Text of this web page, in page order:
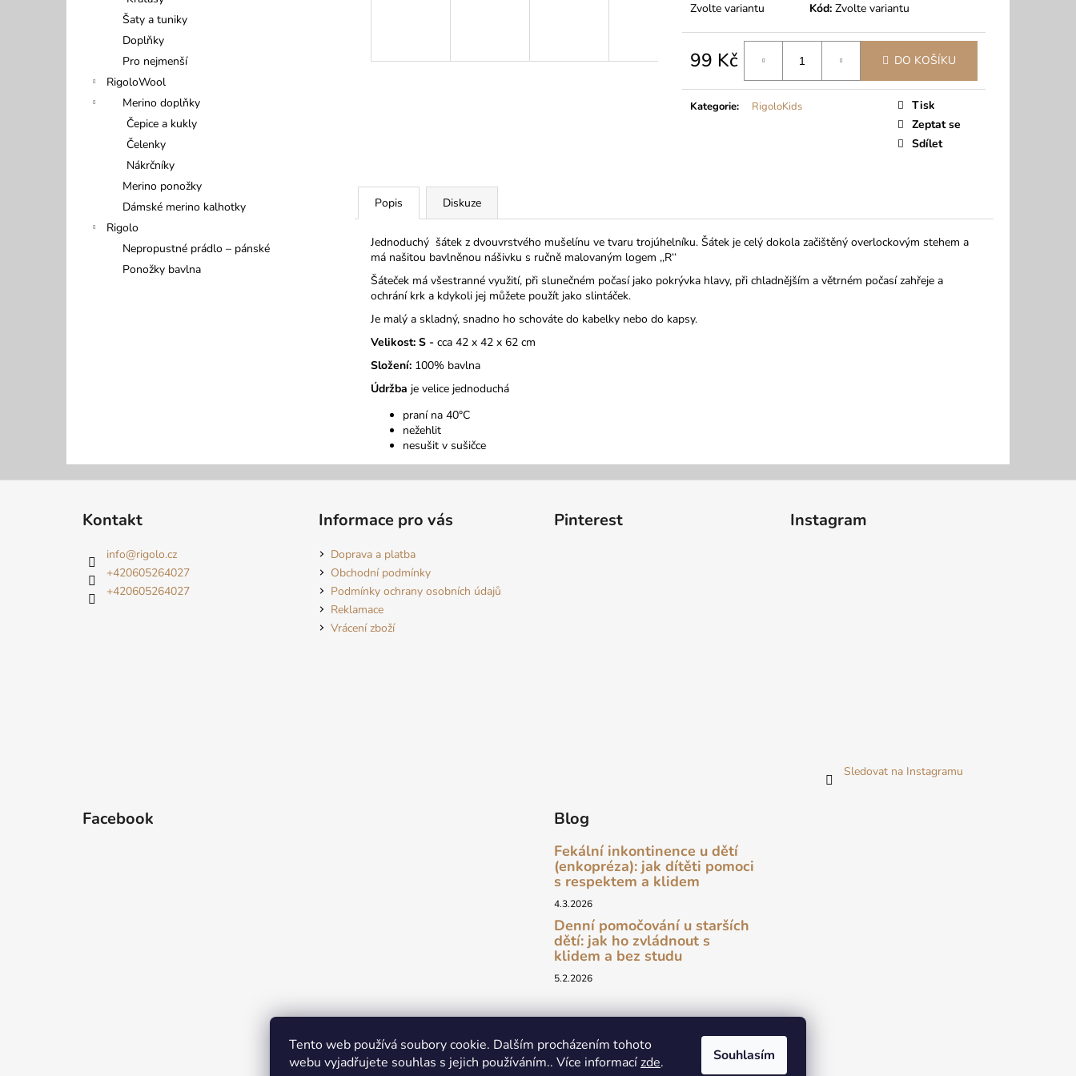
Tento web používá soubory cookie. Dalším procházením tohoto
webu vyjadřujete souhlas s jejich používáním.. Více informacízde. Souhlasím
Šaty a tuniky
Doplňky
Pro nejmenší
RigoloWool
Merino doplňky
Čepice a kukly
Čelenky
Nákrčníky
Merino ponožky
Dámské merino kalhotky
Rigolo
Nepropustné prádlo – pánské
Ponožky bavlna
Zvolte variantu Kód: Zvolte variantu
99 Kč
cena:
DO KOŠÍKU
Kategorie: RigoloKids
Tisk
Zeptat se
Sdílet
Popis Diskuze
Jednoduchý šátek z dvouvrstvého mušelínu ve tvaru trojúhelníku. Šátek je celý dokola začištěný overlockovým stehem a
má našitou bavlněnou nášivku s ručně malovaným logem ,,R‘‘
Šáteček má všestranné využití, při slunečném počasí jako pokrývka hlavy, při chladnějším a větrném počasí zahřeje a
ochrání krk a kdykoli jej můžete použít jako slintáček.
Je malý a skladný, snadno ho schováte do kabelky nebo do kapsy.
Velikost: S - cca 42 x 42 x 62 cm
Složení: 100% bavlna
Údržba je velice jednoduchá
praní na 40°C
nežehlit
nesušit v sušičce
499 Kč
Kontakt
info@rigolo.cz
+420605264027
+420605264027
Informace pro vás
Doprava a platba
Obchodní podmínky
Podmínky ochrany osobních údajů
Reklamace
Vrácení zboží
Pinterest Instagram
Sledovat na Instagramu
Facebook Blog
Fekální inkontinence u dětí
(enkopréza): jak dítěti pomoci
s respektem a klidem
4.3.2026
Denní pomočování u starších
dětí: jak ho zvládnout s
klidem a bez studu
5.2.2026
newsletter